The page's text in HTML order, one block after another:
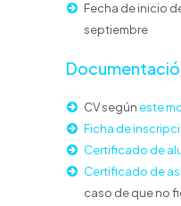
Fecha de inicio
septiembre
CV según este
Ficha de
Certificado de
Certificado de
caso de que no